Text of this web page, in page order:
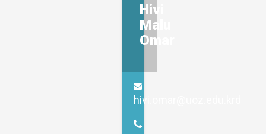
Hivi
Malu
Omar
hivi.omar@uoz.edu.krd